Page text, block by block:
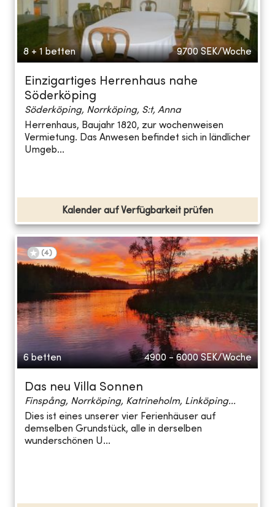
8 + 1 betten 9700 SEK/Woche
Einzigartiges Herrenhaus nahe
Söderköping
Söderköping, Norrköping, S:t, Anna
Herrenhaus, Baujahr 1820, zur wochenweisen
Vermietung. Das Anwesen befindet sich in ländlicher
Umgeb...
Kalender auf Verfügbarkeit prüfen
(4)
6 betten 4900 - 6000 SEK/Woche
Das neu Villa Sonnen
Finspång, Norrköping, Katrineholm, Linköping...
Dies ist eines unserer vier Ferienhäuser auf
demselben Grundstück, alle in derselben
wunderschönen U...